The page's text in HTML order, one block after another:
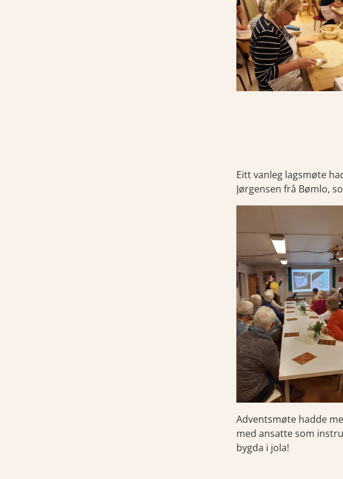
Eitt vanleg lagsmøte
Jørgensen frå Bømlo,
Adventsmøte hadde
med ansatte som
bygda i jola!